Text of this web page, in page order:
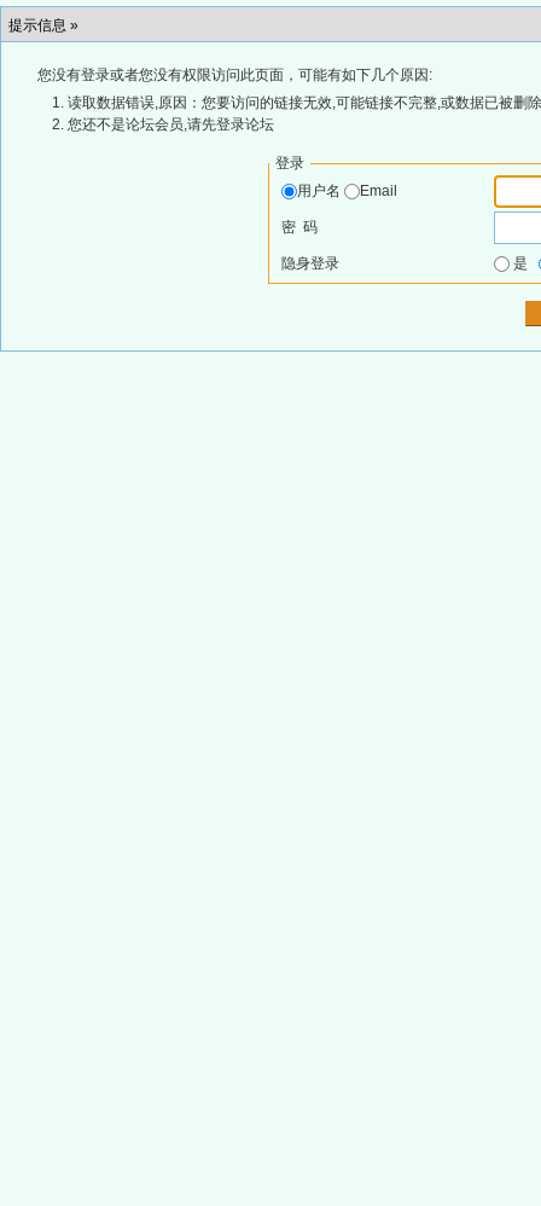
提示信息 »
您没有登录或者您没有权限访问此页面，可能有如下几个原因:
读取数据错误,原因：您要访问的链接无效,可能链接不完整,或数据已被删
您还不是论坛会员,请先登录论坛
登录
用户名
Email
密 码
隐身登录 是